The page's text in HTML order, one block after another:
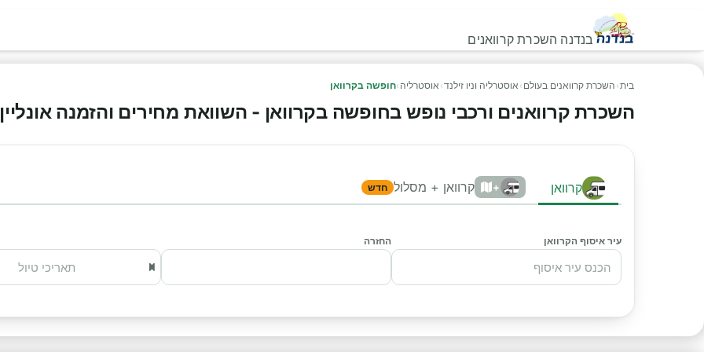
בנדנה השכרת קרוואנים
בית› השכרת קרוואנים בעולם › אוסטרליה וניו זילנד› אוסטרליה ›חופשה בקרוואן
השכרת קרוואנים ורכבי נופש בחופשה בקרוואן - השוואת מחירים והזמנה אונליין
קרוואן + קרוואן + מסלול חדש
עיר איסוף הקרוואן החזרה